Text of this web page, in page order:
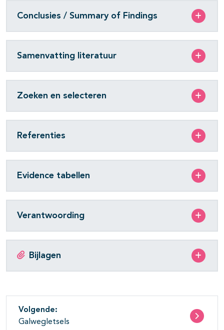
Conclusies / Summary of Findings
Samenvatting literatuur
Zoeken en selecteren
Referenties
Evidence tabellen
Verantwoording
Bijlagen
Volgende:
Galwegletsels